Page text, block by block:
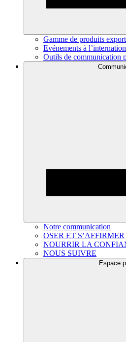
Gamme de produits
Evénements à
Outils de communication
Notre communication
OSER ET S’AFFIRMER
NOURRIR LA
NOUS SUIVRE
Espace